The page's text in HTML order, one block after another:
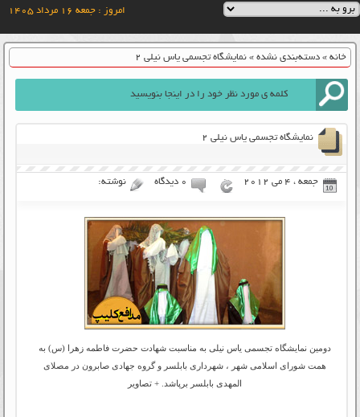
امروز : جمعه ۱۶ مرداد ۱۴۰۵
خانه» دسته‌بندی نشده» نمایشگاه تجسمی یاس نیلی ۲
نمایشگاه تجسمی یاس نیلی ۲
جمعه ، 4 می 2012 ۰ دیدگاه نوشته:
دومین نمایشگاه تجسمی یاس نیلی به مناسبت شهادت حضرت فاطمه زهرا (س) به
همت شورای اسلامی شهر ، شهرداری بابلسر و گروه جهادی صابرون در مصلای
المهدی بابلسر برپاشد. + تصاویر